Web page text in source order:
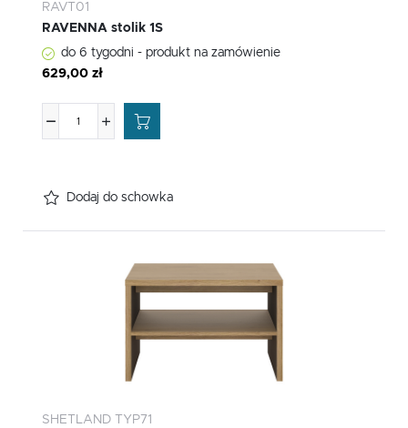
RAVT01
RAVENNA stolik 1S
do 6 tygodni - produkt na zamówienie
629,00 zł
Dodaj do schowka
SHETLAND TYP71